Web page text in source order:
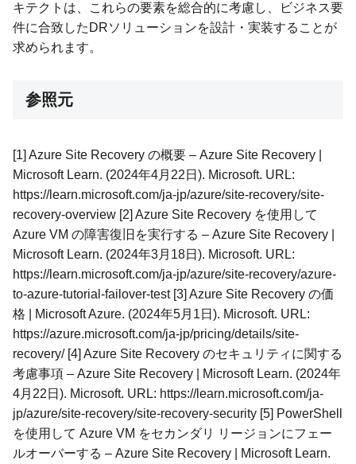
キテクトは、これらの要素を総合的に考慮し、ビジネス要
件に合致したDRソリューションを設計・実装することが
求められます。
参照元
[1] Azure Site Recovery の概要 – Azure Site Recovery |
Microsoft Learn. (2024年4月22日). Microsoft. URL:
https://learn.microsoft.com/ja-jp/azure/site-recovery/site-
recovery-overview [2] Azure Site Recovery を使用して
Azure VM の障害復旧を実行する – Azure Site Recovery |
Microsoft Learn. (2024年3月18日). Microsoft. URL:
https://learn.microsoft.com/ja-jp/azure/site-recovery/azure-
to-azure-tutorial-failover-test [3] Azure Site Recovery の価
格 | Microsoft Azure. (2024年5月1日). Microsoft. URL:
https://azure.microsoft.com/ja-jp/pricing/details/site-
recovery/ [4] Azure Site Recovery のセキュリティに関する
考慮事項 – Azure Site Recovery | Microsoft Learn. (2024年
4月22日). Microsoft. URL: https://learn.microsoft.com/ja-
jp/azure/site-recovery/site-recovery-security [5] PowerShell
を使用して Azure VM をセカンダリ リージョンにフェー
ルオーバーする – Azure Site Recovery | Microsoft Learn.